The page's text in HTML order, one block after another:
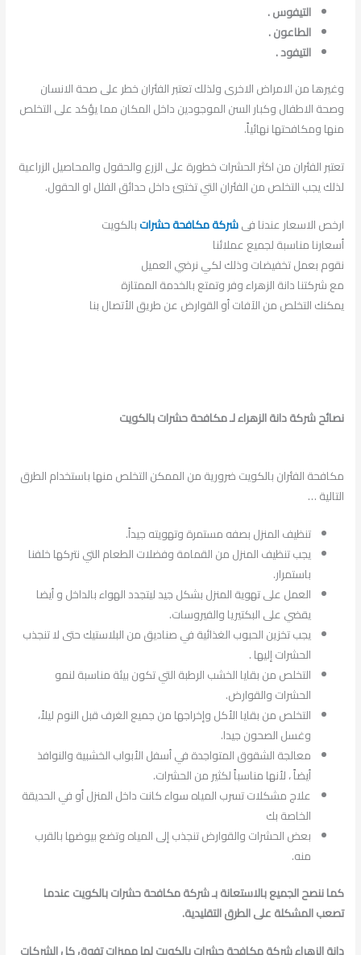
التيفوس .
الطاعون .
التيفود .
وغيرها من الامراض الاخرى ولذلك تعتبر الفئران خطر على صحة الانسان
وصحة الاطفال وكبار السن الموجودين داخل المكان مما يؤكد على التخلص
منها ومكافحتها نهائياً.
تعتبر الفئران من اكثر الحشرات خطورة على الزرع والحقول والمحاصيل الزراعية
لذلك يجب التخلص من الفئران التي تختبئ داخل حدائق الفلل او الحقول.
ارخص الاسعار عندنا فىشركة مكافحة حشراتبالكويت
أسعارنا مناسبة لجميع عملائنا
نقوم بعمل تخفيضات وذلك لكي نرضي العميل
مع شركتنا دانة الزهراء وفر وتمتع بالخدمة الممتازة
يمكنك التخلص من الآفات أو القوارض عن طريق الأتصال بنا
نصائح شركة دانة الزهراء لـ مكافحة حشرات بالكويت
مكافحة الفئران بالكويت ضرورية من الممكن التخلص منها باستخدام الطرق
التالية …
تنظيف المنزل بصفه مستمرة وتهويته جيداً.
يجب تنظيف المنزل من القمامة وفضلات الطعام التي نتركها خلفنا
باستمرار.
العمل على تهوية المنزل بشكل جيد ليتجدد الهواء بالداخل و أيضا
يقضي على البكتيريا والفيروسات.
يجب تخزين الحبوب الغذائية في صناديق من البلاستيك حتى لا تنجذب
الحشرات إليها .
التخلص من بقايا الخشب الرطبة التي تكون بيئة مناسبة لنمو
الحشرات والقوارض.
التخلص من بقايا الأكل وإخراجها من جميع الغرف قبل النوم ليلاً،
وغسل الصحون جيدا.
معالجة الشقوق المتواجدة في أسفل الأبواب الخشبية والنوافذ
أيضاً ، لأنها مناسباً لكثير من الحشرات.
علاج مشكلات تسرب المياه سواء كانت داخل المنزل أو في الحديقة
الخاصة بك
بعض الحشرات والقوارض تنجذب إلى المياه وتضع بيوضها بالقرب
منه.
كما ننصح الجميع بالاستعانة بـ شركة مكافحة حشرات بالكويت عندما
تصعب المشكلة على الطرق التقليدية.
دانة الزهراء شركة مكافحة حشرات بالكويت لها مميزات تفوق كل الشركات